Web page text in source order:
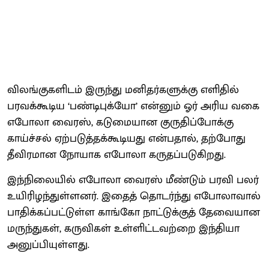
விலங்​கு​களிடம் இருந்து மனிதர்​களுக்கு எளி​தில்
பரவக்​கூடிய ‘பண்​டிபுக்​யோ’ என்​னும் ஓர் அரிய வகை
எபோலா வைரஸ், கடுமை​யான குரு​திப்​போக்கு
காய்ச்​சல் ஏற்​படுத்​தக்​கூடியது என்ப​தால், தற்​போது
தீவிர​மான நோயாக எபோலா கருதப்படுகிறது.
இந்​நிலை​யில் எபோலா வைரஸ் மீண்​டும் பரவி பலர்
உயிரிழந்துள்​ளனர். இதைத் தொடர்ந்து எபோலா​வால்
பாதிக்கப்பட்​டுள்ள காங்கோ நாட்​டுக்​குத் தேவை​யான
மருந்துகள், கருவி​கள் உள்​ளிட்​ட​வற்றை இந்​தியா
அனுப்பியுள்ளது.